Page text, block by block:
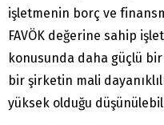
işletmenin borç ve
FAVÖK değerine sahip
konusunda daha güçlü
bir şirketin mali
yüksek olduğu